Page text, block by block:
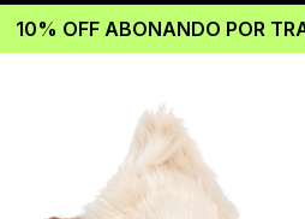
10% OFF ABONANDO POR